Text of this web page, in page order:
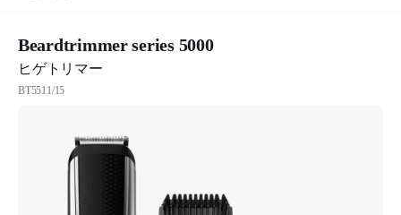
Beardtrimmer series 5000
ヒゲトリマー
BT5511/15